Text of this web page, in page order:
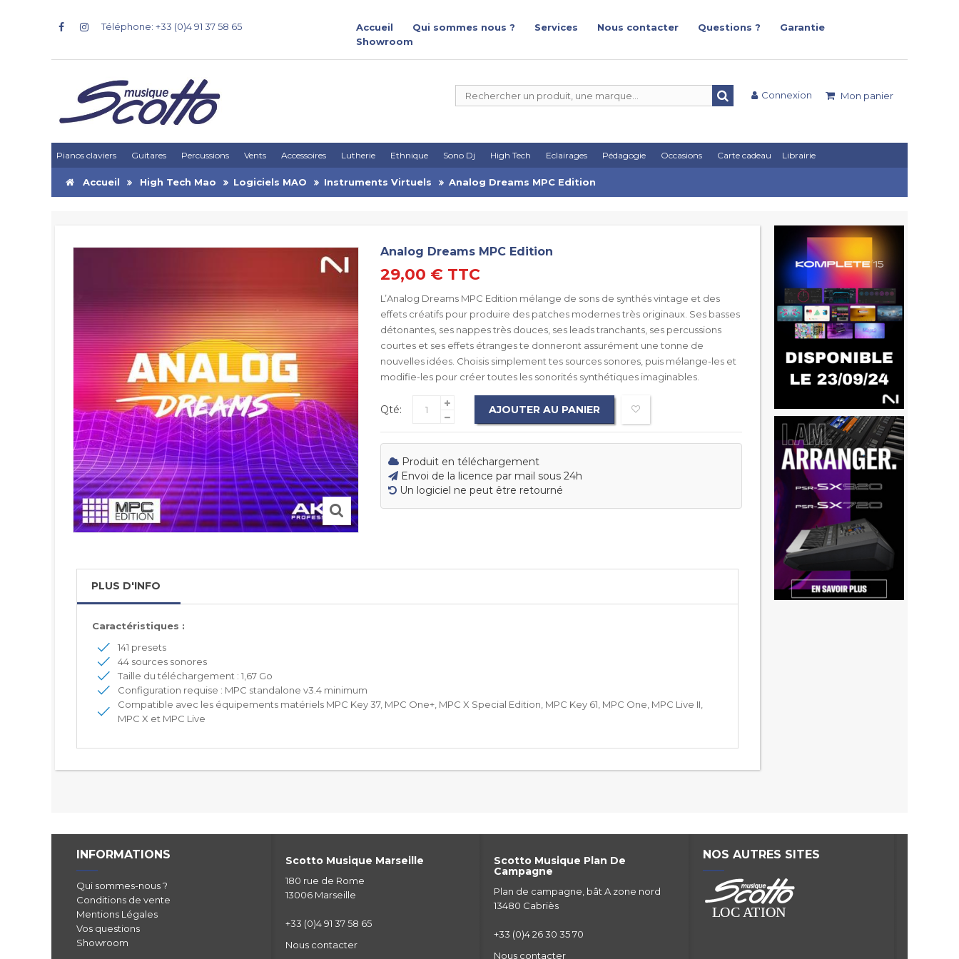
Téléphone: +33 (0)4 91 37 58 65 Accueil Qui sommes nous ? Services Nous contacter Questions ?
Garantie
Showroom
Mon panier
Connexion
Pianos claviers Guitares Percussions Vents Accessoires Lutherie Ethnique Sono Dj High Tech Eclairages Pédagogie Occasions Carte cadeau Librairie
Accueil High Tech Mao Logiciels MAO Instruments Virtuels Analog Dreams MPC Edition
Analog Dreams MPC Edition
29,00 € TTC
L’Analog Dreams MPC Edition mélange de sons de synthés vintage et des
effets créatifs pour produire des patches modernes très originaux. Ses basses
détonantes, ses nappes très douces, ses leads tranchants, ses percussions
courtes et ses effets étranges te donneront assurément une tonne de
nouvelles idées. Choisis simplement tes sources sonores, puis mélange-les et
modifie-les pour créer toutes les sonorités synthétiques imaginables.
Qté: AJOUTER AU PANIER
Produit en téléchargement
Envoi de la licence par mail sous 24h
Un logiciel ne peut être retourné
PLUS D'INFO
Caractéristiques :
141 presets
44 sources sonores
Taille du téléchargement : 1,67 Go
Configuration requise : MPC standalone v3.4 minimum
Compatible avec les équipements matériels MPC Key 37, MPC One+, MPC X Special Edition, MPC Key 61, MPC One, MPC Live II,
MPC X et MPC Live
INFORMATIONS
Qui sommes-nous ?
Conditions de vente
Mentions Légales
Vos questions
Showroom
Scotto Musique Marseille
180 rue de Rome
13006 Marseille
+33 (0)4 91 37 58 65
Nous contacter
Scotto Musique Plan De
Campagne
Plan de campagne, bât A zone nord
13480 Cabriès
+33 (0)4 26 30 35 70
Nous contacter
NOS AUTRES SITES